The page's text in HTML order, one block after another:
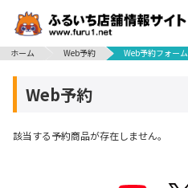
ホーム
Web予約 Web予約フォーム
Web予約
該当する予約商品が存在しません。